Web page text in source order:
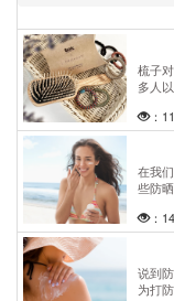
梳子
多人以
：
在我
些防晒..
：
说到
为打防